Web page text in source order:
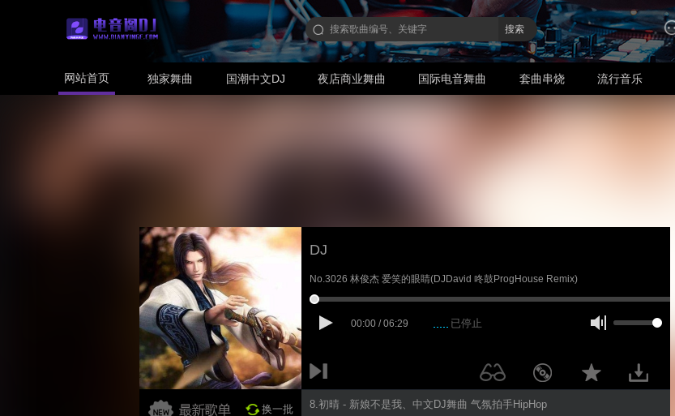
搜索
网站首页 独家舞曲 国潮中文DJ 夜店商业舞曲 国际电音舞曲 套曲串烧 流行音乐
DJ
No.3026 林俊杰 爱笑的眼睛(DJDavid 咚鼓ProgHouse Remix)
00:00 / 06:29 已停止
换一批 8.初晴 - 新娘不是我、中文DJ舞曲 气氛拍手HipHop